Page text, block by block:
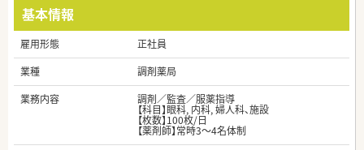
基本情報
雇用形態
正社員
業種
調剤薬局
業務内容
調剤／監査／服薬指導
【科目】眼科, 内科, 婦人科、施設
【枚数】100枚/日
【薬剤師】常時3～4名体制